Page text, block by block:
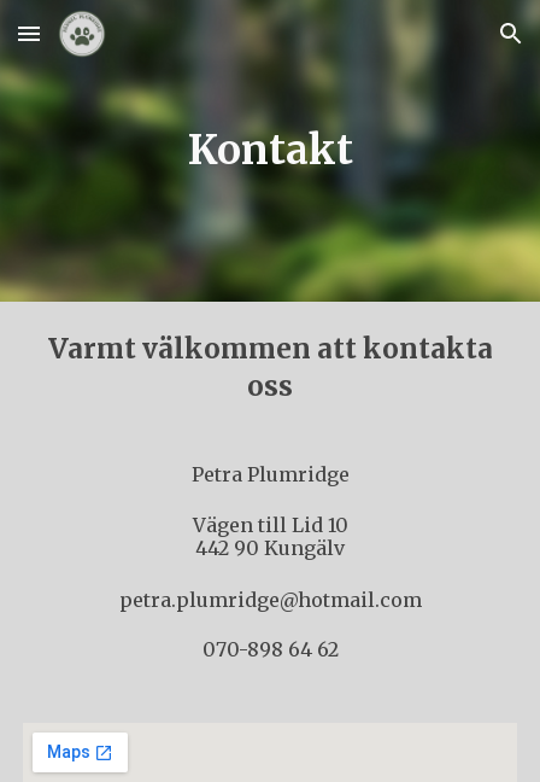
Skip to main content Skip to navigation
Kontakt
Varmt välkommen att kontakta
oss
Petra Plumridge
Vägen till Lid 10
442 90 Kungälv
petra.plumridge@hotmail.com
070-898 64 62